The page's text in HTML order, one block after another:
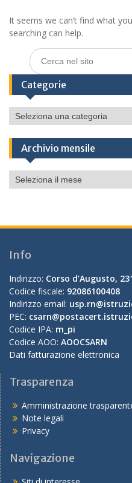
It seems we can’t find what
searching can help.
Search
for:
Categorie
Categorie
Archivio mensile
Archivio
mensile
Info
Indirizzo: Corso d’Augusto,
Codice fiscale: 92086100408
Indirizzo email:
PEC:
Codice IPA: m_pi
Codice AOO: AOOCSARN
Dati fatturazione elettronica
Trasparenza
Amministrazione
Note legali
Privacy
Navigazione